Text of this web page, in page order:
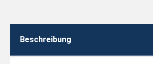
Beschreibung